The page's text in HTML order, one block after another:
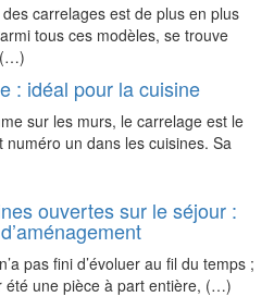
carrelages est de plus en plus
tous ces modèles, se trouve
: idéal pour la cuisine
sur les murs, le carrelage est le
numéro un dans les cuisines. Sa
ouvertes sur le séjour :
pas fini d’évoluer au fil du temps ;
été une pièce à part entière, (…)